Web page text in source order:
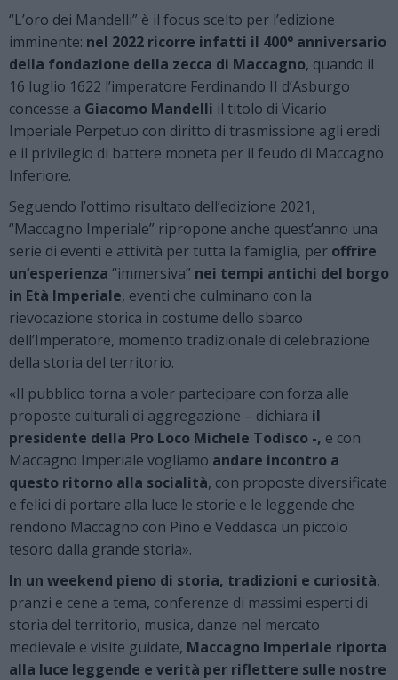
“L’oro dei Mandelli” è il focus scelto per l’edizione
imminente: nel 2022 ricorre infatti il 400° anniversario
della fondazione della zecca di Maccagno, quando il
16 luglio 1622 l’imperatore Ferdinando II d’Asburgo
concesse a Giacomo Mandelli il titolo di Vicario
Imperiale Perpetuo con diritto di trasmissione agli eredi
e il privilegio di battere moneta per il feudo di Maccagno
Inferiore.
Seguendo l’ottimo risultato dell’edizione 2021,
“Maccagno Imperiale” ripropone anche quest’anno una
serie di eventi e attività per tutta la famiglia, per offrire
un’esperienza “immersiva” nei tempi antichi del borgo
in Età Imperiale, eventi che culminano con la
rievocazione storica in costume dello sbarco
dell’Imperatore, momento tradizionale di celebrazione
della storia del territorio.
«Il pubblico torna a voler partecipare con forza alle
proposte culturali di aggregazione – dichiara il
presidente della Pro Loco Michele Todisco -, e con
Maccagno Imperiale vogliamo andare incontro a
questo ritorno alla socialità, con proposte diversificate
e felici di portare alla luce le storie e le leggende che
rendono Maccagno con Pino e Veddasca un piccolo
tesoro dalla grande storia».
In un weekend pieno di storia, tradizioni e curiosità,
pranzi e cene a tema, conferenze di massimi esperti di
storia del territorio, musica, danze nel mercato
medievale e visite guidate, Maccagno Imperiale riporta
alla luce leggende e verità per riflettere sulle nostre